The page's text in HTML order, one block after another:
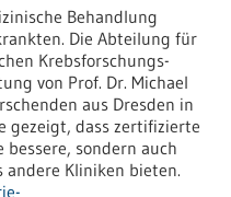
Behandlung
Die Abteilung für
Krebsforschungs-
von Prof. Dr. Michael
aus Dresden in
gezeigt, dass zertifizierte
sondern auch
Kliniken bieten.